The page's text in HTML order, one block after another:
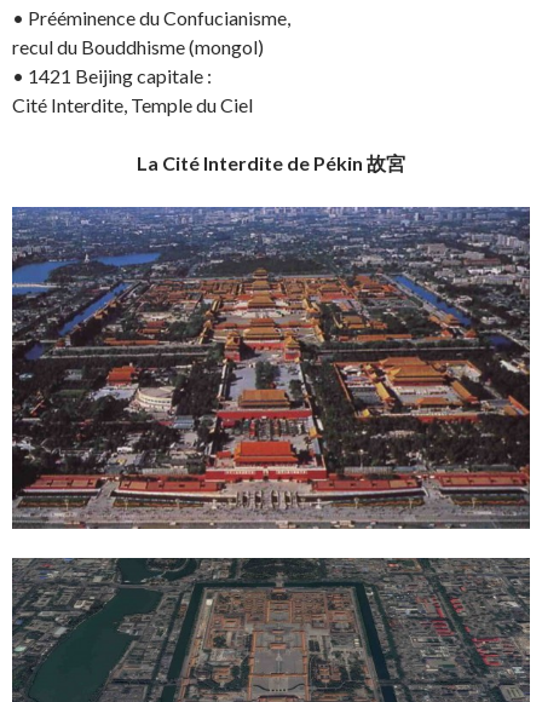
• Prééminence du Confucianisme,
recul du Bouddhisme (mongol)
• 1421 Beijing capitale :
Cité Interdite, Temple du Ciel
La Cité Interdite de Pékin 故宮